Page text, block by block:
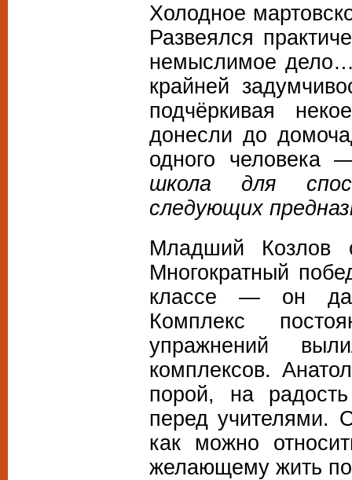
Холодное
Развеялся
немыслимое дело…
крайней
подчёркивая
донесли до
одного
школа для
следующих
Младший Козлов
Многократный
классе — он
Комплекс
упражнений
комплексов.
порой, на
перед учителями.
как можно
желающему жить